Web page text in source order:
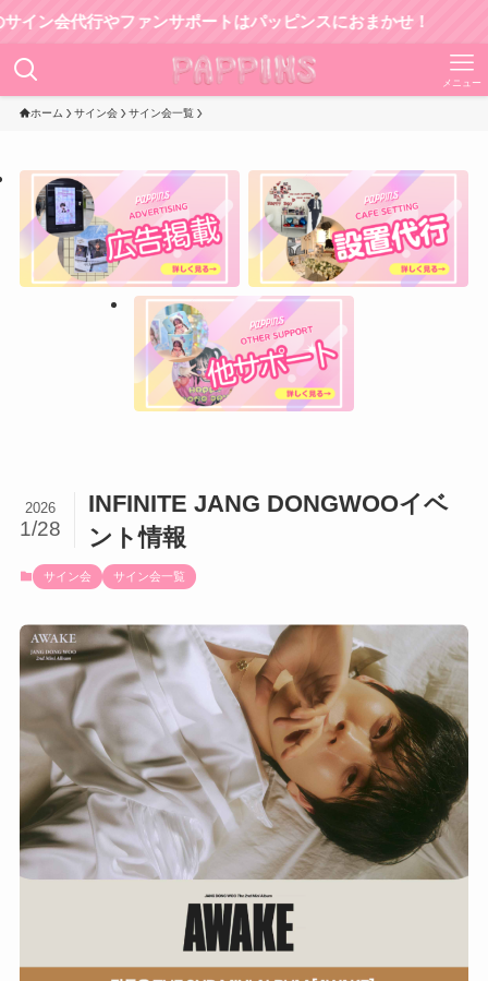
行やファンサポートはパッピンスにおまかせ！
メニュー
ホーム サイン会 サイン会一覧
INFINITE JANG DONGWOOイベ
ント情報
2026
1/28
サイン会 サイン会一覧